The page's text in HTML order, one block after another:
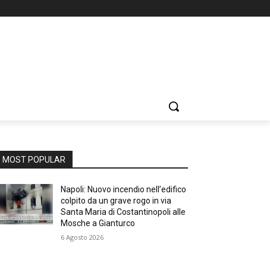
MOST POPULAR
Napoli: Nuovo incendio nell’edifico
colpito da un grave rogo in via
Santa Maria di Costantinopoli alle
Mosche a Gianturco
6 Agosto 2026